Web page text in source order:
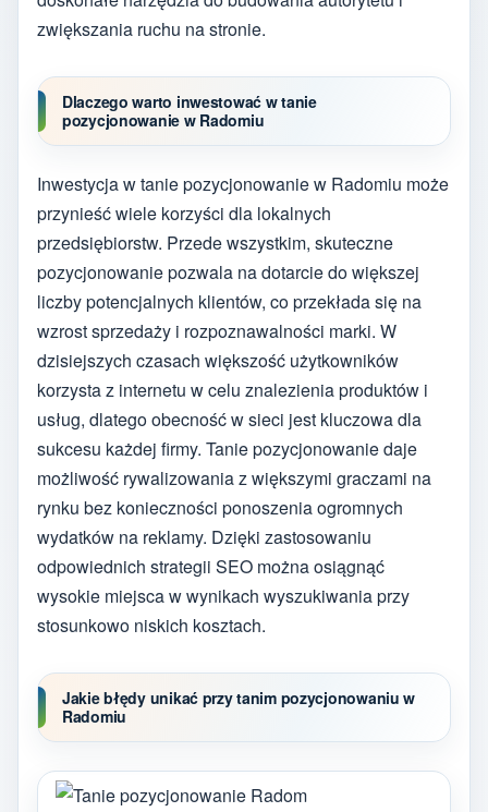
zwiększania ruchu na stronie.
Dlaczego warto inwestować w tanie
pozycjonowanie w Radomiu
Inwestycja w tanie pozycjonowanie w Radomiu może
przynieść wiele korzyści dla lokalnych
przedsiębiorstw. Przede wszystkim, skuteczne
pozycjonowanie pozwala na dotarcie do większej
liczby potencjalnych klientów, co przekłada się na
wzrost sprzedaży i rozpoznawalności marki. W
dzisiejszych czasach większość użytkowników
korzysta z internetu w celu znalezienia produktów i
usług, dlatego obecność w sieci jest kluczowa dla
sukcesu każdej firmy. Tanie pozycjonowanie daje
możliwość rywalizowania z większymi graczami na
rynku bez konieczności ponoszenia ogromnych
wydatków na reklamy. Dzięki zastosowaniu
odpowiednich strategii SEO można osiągnąć
wysokie miejsca w wynikach wyszukiwania przy
stosunkowo niskich kosztach.
Jakie błędy unikać przy tanim pozycjonowaniu w
Radomiu